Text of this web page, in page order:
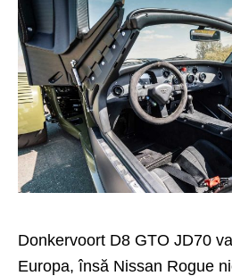
Donkervoort D8 GTO JD70
Europa, însă Nissan Rogue